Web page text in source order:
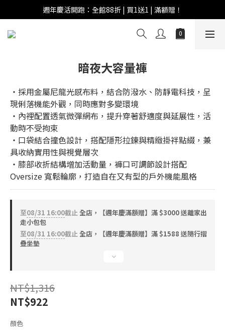
週年慶活開跑：全館88折 | 買1送1 | 滿額贈！
週年慶活開跑：全館88折 | 買1送1 | 滿額贈！
暗夜大容量褲
‧採用金屬尼龍光感布料，結合防潑水、防靜電科技，呈
現俐落機能外觀，同時應對多變環境
‧內裡配置透氣微彈網布，提升穿著舒適度與延展性，活
動時不受拘束
‧口袋結合撞色設計，搭配隱形拉鍊與精緻掛袢點綴，兼
具收納實用性與視覺層次
‧膝部收折結構增加活動量，褲口可調節設計搭配
Oversize 寬鬆輪廓，打造自在又有型的戶外機能風格
至08/31 16:00截止全店，【週年慶滿額贈】滿 $3000 送離家出
走小包包
至08/31 16:00截止全店，【週年慶滿額贈】滿 $1588 送隨行摺
疊坐墊
NT$1,316
NT$922
顏色